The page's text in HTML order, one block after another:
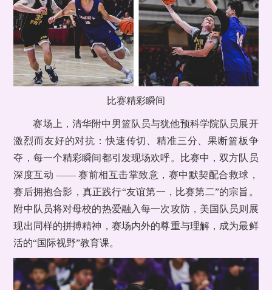
比赛精彩瞬间
赛场上，清华附中男篮队员与犹他预科学院队员展开
激烈而友好的对抗：快速传切、精准三分、果断篮板争
夺，每一个精彩瞬间都引发现场欢呼。比赛中，双方队员
深度互动 —— 赛前相互击掌致意，赛中默契配合救球，
赛后拥抱合影，真正践行“友谊第一，比赛第二”的宗旨。
附中队员将对母校的热爱融入每一次攻防，美国队员则展
现出同样的拼搏精神，赛场内外的尊重与理解，成为最鲜
活的“国际视野”教育课。